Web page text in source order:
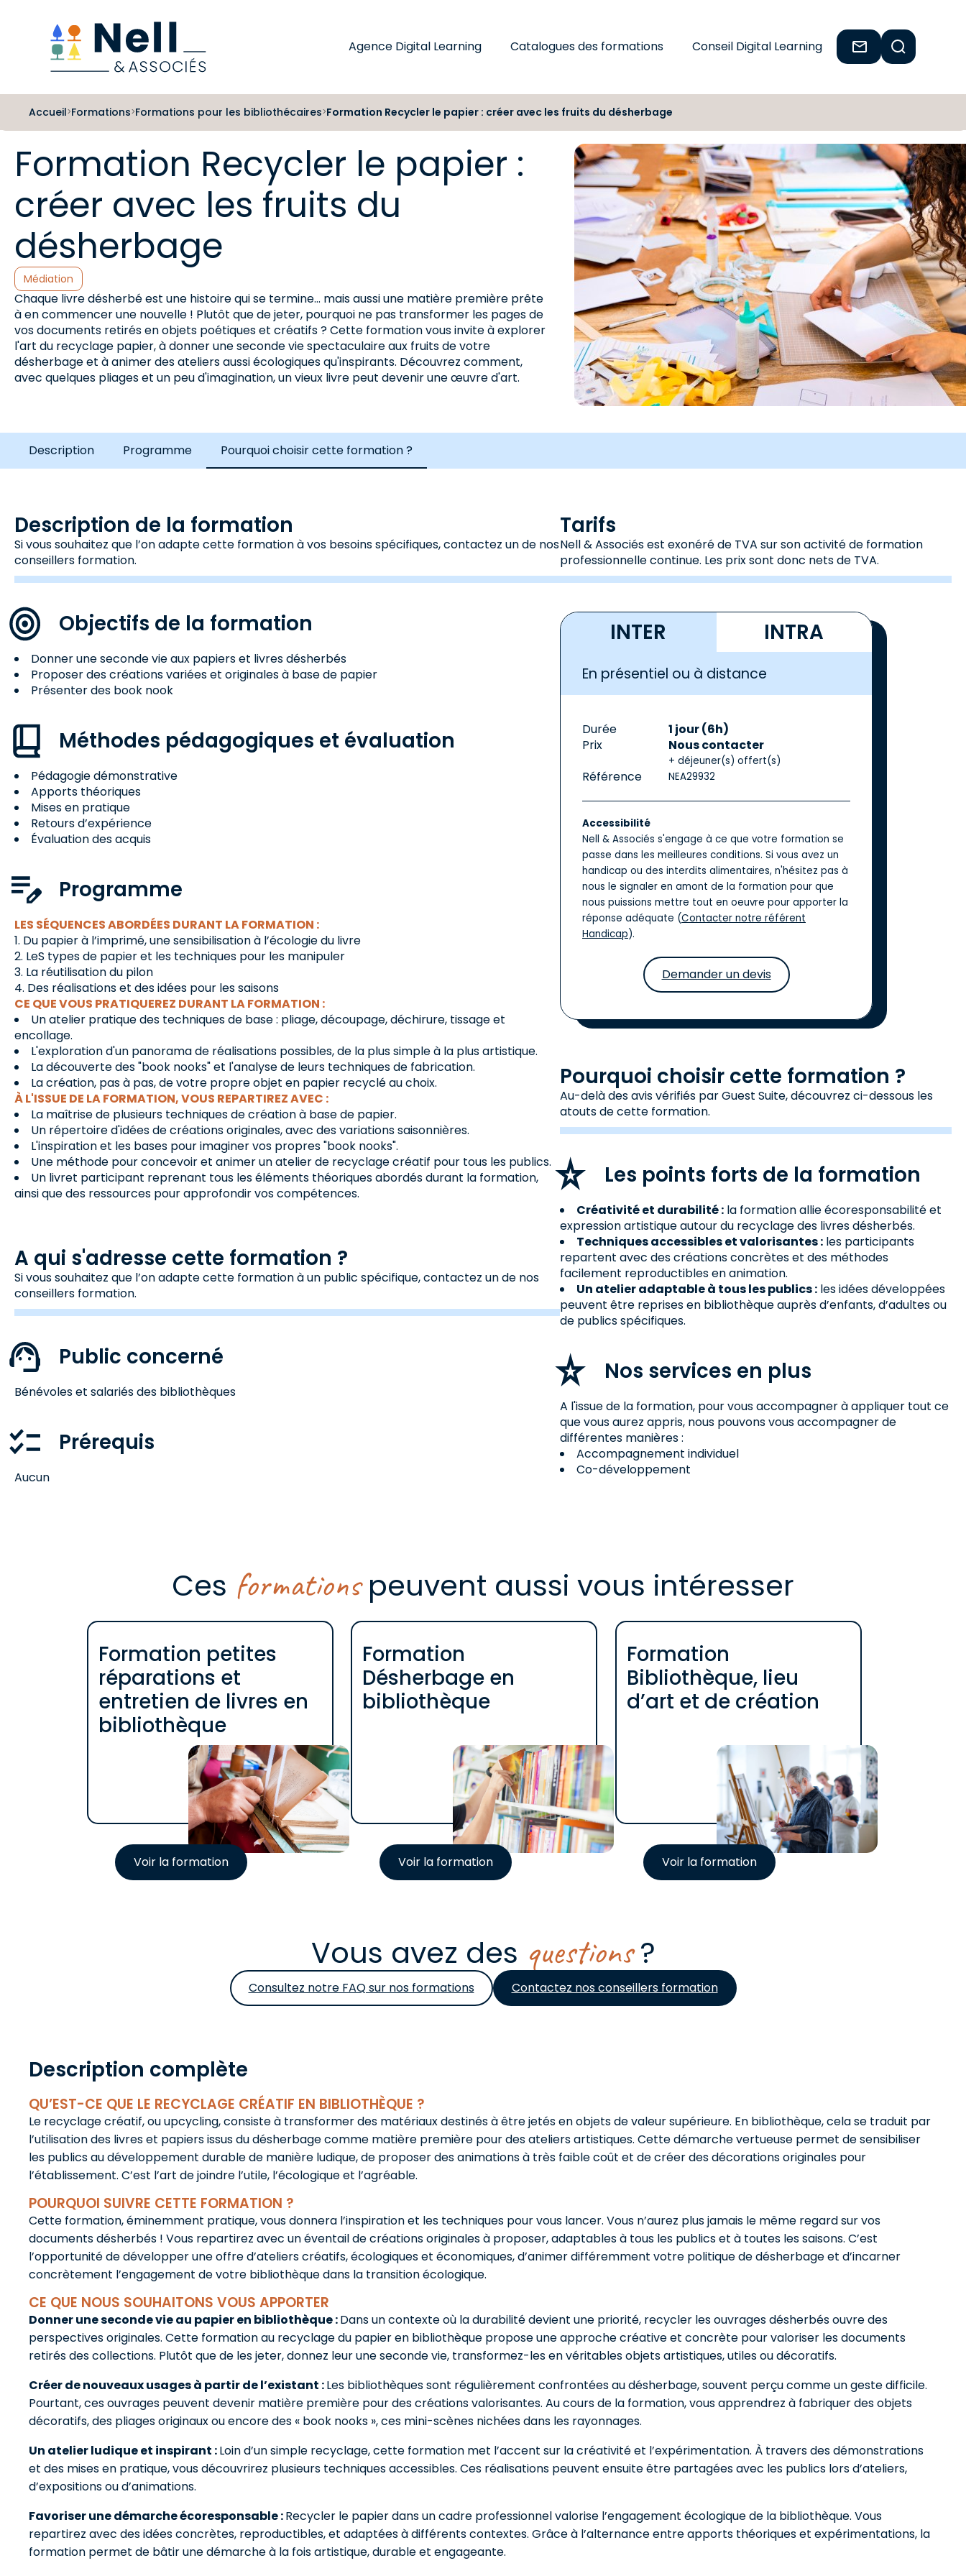
Agence Digital Learning
Catalogues des formations Conseil Digital Learning
Accueil>Formations>Formations pour les bibliothécaires>Formation Recycler le papier : créer avec les fruits du désherbage
Formation Recycler le papier :
créer avec les fruits du
désherbage
Catégories :
Médiation
Chaque livre désherbé est une histoire qui se termine... mais aussi une matière première prête
à en commencer une nouvelle ! Plutôt que de jeter, pourquoi ne pas transformer les pages de
vos documents retirés en objets poétiques et créatifs ? Cette formation vous invite à explorer
l'art du recyclage papier, à donner une seconde vie spectaculaire aux fruits de votre
désherbage et à animer des ateliers aussi écologiques qu'inspirants. Découvrez comment,
avec quelques pliages et un peu d'imagination, un vieux livre peut devenir une œuvre d'art.
Description Programme Pourquoi choisir cette formation ?
Description de la formation
Si vous souhaitez que l’on adapte cette formation à vos besoins spécifiques, contactez un de nos
conseillers formation.
Objectifs de la formation
Donner une seconde vie aux papiers et livres désherbés
Proposer des créations variées et originales à base de papier
Présenter des book nook
Méthodes pédagogiques et évaluation
Pédagogie démonstrative
Apports théoriques
Mises en pratique
Retours d’expérience
Évaluation des acquis
Programme
LES SÉQUENCES ABORDÉES DURANT LA FORMATION :
Du papier à l’imprimé, une sensibilisation à l’écologie du livre
LeS types de papier et les techniques pour les manipuler
La réutilisation du pilon
Des réalisations et des idées pour les saisons
CE QUE VOUS PRATIQUEREZ DURANT LA FORMATION :
Un atelier pratique des techniques de base : pliage, découpage, déchirure, tissage et
encollage.
L'exploration d'un panorama de réalisations possibles, de la plus simple à la plus artistique.
La découverte des "book nooks" et l'analyse de leurs techniques de fabrication.
La création, pas à pas, de votre propre objet en papier recyclé au choix.
À L'ISSUE DE LA FORMATION, VOUS REPARTIREZ AVEC :
La maîtrise de plusieurs techniques de création à base de papier.
Un répertoire d'idées de créations originales, avec des variations saisonnières.
L'inspiration et les bases pour imaginer vos propres "book nooks".
Une méthode pour concevoir et animer un atelier de recyclage créatif pour tous les publics.
Un livret participant reprenant tous les éléments théoriques abordés durant la formation,
ainsi que des ressources pour approfondir vos compétences.
A qui s'adresse cette formation ?
Si vous souhaitez que l’on adapte cette formation à un public spécifique, contactez un de nos
conseillers formation.
Public concerné
Bénévoles et salariés des bibliothèques
Prérequis
Aucun
Tarifs
Nell & Associés est exonéré de TVA sur son activité de formation
professionnelle continue. Les prix sont donc nets de TVA.
INTER INTRA
En présentiel ou à distance
Durée
1 jour (6h)
Prix
Nous contacter
+ déjeuner(s) offert(s)
Référence NEA29932
Accessibilité
Nell & Associés s'engage à ce que votre formation se
passe dans les meilleures conditions. Si vous avez un
handicap ou des interdits alimentaires, n'hésitez pas à
nous le signaler en amont de la formation pour que
nous puissions mettre tout en oeuvre pour apporter la
réponse adéquate (Contacter notre référent
Handicap).
Demander un devis
Pourquoi choisir cette formation ?
Au-delà des avis vérifiés par Guest Suite, découvrez ci-dessous les
atouts de cette formation.
Les points forts de la formation
Créativité et durabilité : la formation allie écoresponsabilité et
expression artistique autour du recyclage des livres désherbés.
Techniques accessibles et valorisantes : les participants
repartent avec des créations concrètes et des méthodes
facilement reproductibles en animation.
Un atelier adaptable à tous les publics : les idées développées
peuvent être reprises en bibliothèque auprès d’enfants, d’adultes ou
de publics spécifiques.
Nos services en plus
A l'issue de la formation, pour vous accompagner à appliquer tout ce
que vous aurez appris, nous pouvons vous accompagner de
différentes manières :
Accompagnement individuel
Co-développement
Ces formationspeuvent aussi vous intéresser
Formation petites
réparations et
entretien de livres en
bibliothèque
Voir la formation
Formation
Désherbage en
bibliothèque
Voir la formation
Formation
Bibliothèque, lieu
d’art et de création
Voir la formation
Vous avez des questions?
Consultez notre FAQ sur nos formations Contactez nos conseillers formation
Description complète
QU’EST-CE QUE LE RECYCLAGE CRÉATIF EN BIBLIOTHÈQUE ?
Le recyclage créatif, ou upcycling, consiste à transformer des matériaux destinés à être jetés en objets de valeur supérieure. En bibliothèque, cela se traduit par
l’utilisation des livres et papiers issus du désherbage comme matière première pour des ateliers artistiques. Cette démarche vertueuse permet de sensibiliser
les publics au développement durable de manière ludique, de proposer des animations à très faible coût et de créer des décorations originales pour
l’établissement. C’est l’art de joindre l’utile, l’écologique et l’agréable.
POURQUOI SUIVRE CETTE FORMATION ?
Cette formation, éminemment pratique, vous donnera l’inspiration et les techniques pour vous lancer. Vous n’aurez plus jamais le même regard sur vos
documents désherbés ! Vous repartirez avec un éventail de créations originales à proposer, adaptables à tous les publics et à toutes les saisons. C’est
l’opportunité de développer une offre d’ateliers créatifs, écologiques et économiques, d’animer différemment votre politique de désherbage et d’incarner
concrètement l’engagement de votre bibliothèque dans la transition écologique.
CE QUE NOUS SOUHAITONS VOUS APPORTER
Donner une seconde vie au papier en bibliothèque :Dans un contexte où la durabilité devient une priorité, recycler les ouvrages désherbés ouvre des
perspectives originales. Cette formation au recyclage du papier en bibliothèque propose une approche créative et concrète pour valoriser les documents
retirés des collections. Plutôt que de les jeter, donnez leur une seconde vie, transformez-les en véritables objets artistiques, utiles ou décoratifs.
Créer de nouveaux usages à partir de l’existant :Les bibliothèques sont régulièrement confrontées au désherbage, souvent perçu comme un geste difficile.
Pourtant, ces ouvrages peuvent devenir matière première pour des créations valorisantes. Au cours de la formation, vous apprendrez à fabriquer des objets
décoratifs, des pliages originaux ou encore des « book nooks », ces mini-scènes nichées dans les rayonnages.
Un atelier ludique et inspirant :Loin d’un simple recyclage, cette formation met l’accent sur la créativité et l’expérimentation. À travers des démonstrations
et des mises en pratique, vous découvrirez plusieurs techniques accessibles. Ces réalisations peuvent ensuite être partagées avec les publics lors d’ateliers,
d’expositions ou d’animations.
Favoriser une démarche écoresponsable :Recycler le papier dans un cadre professionnel valorise l’engagement écologique de la bibliothèque. Vous
repartirez avec des idées concrètes, reproductibles, et adaptées à différents contextes. Grâce à l’alternance entre apports théoriques et expérimentations, la
formation permet de bâtir une démarche à la fois artistique, durable et engageante.